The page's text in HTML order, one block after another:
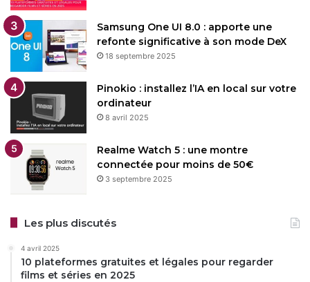
Samsung One UI 8.0 : apporte une
refonte significative à son mode DeX
18 septembre 2025
Pinokio : installez l’IA en local sur votre
ordinateur
8 avril 2025
Realme Watch 5 : une montre
connectée pour moins de 50€
3 septembre 2025
Les plus discutés
4 avril 2025
10 plateformes gratuites et légales pour regarder
films et séries en 2025